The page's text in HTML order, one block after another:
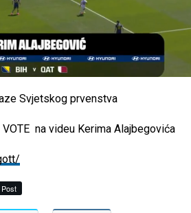
Svjetskog prvenstva
na videu Kerima Alajbegovića
Post